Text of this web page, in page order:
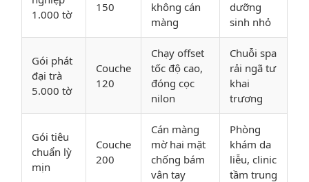
1.000 tờ
150
không cán
màng
dưỡng
sinh nhỏ
Gói phát
đại trà
5.000 tờ
Couche
120
Chạy offset
tốc độ cao,
đóng cọc
nilon
Chuỗi spa
rải ngã tư
khai
trương
Gói tiêu
chuẩn lỳ
mịn
Couche
200
Cán màng
mờ hai mặt
chống bám
vân tay
Phòng
khám da
liễu, clinic
tầm trung